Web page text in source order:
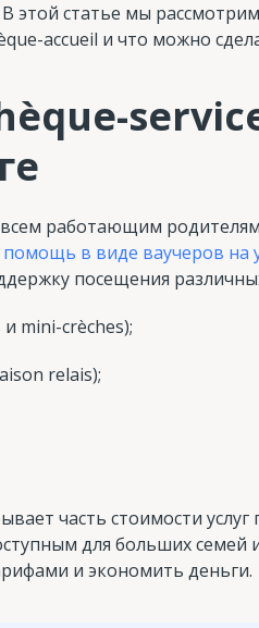
этой статье мы
accueil и что можно
работающим
в виде ваучеров на
посещения
и mini-crèches);
relais);
часть стоимости
для больших
и экономить деньги.